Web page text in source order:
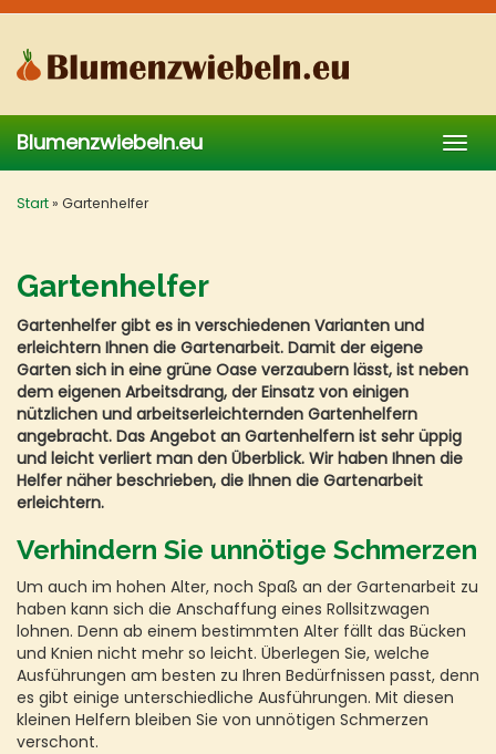
Skip
main
content
Blumenzwiebeln.eu
Start» Gartenhelfer
Gartenhelfer
Gartenhelfer gibt es in verschiedenen Varianten und
erleichtern Ihnen die Gartenarbeit. Damit der eigene
Garten sich in eine grüne Oase verzaubern lässt, ist neben
dem eigenen Arbeitsdrang, der Einsatz von einigen
nützlichen und arbeitserleichternden Gartenhelfern
angebracht. Das Angebot an Gartenhelfern ist sehr üppig
und leicht verliert man den Überblick. Wir haben Ihnen die
Helfer näher beschrieben, die Ihnen die Gartenarbeit
erleichtern.
Verhindern Sie unnötige Schmerzen
Um auch im hohen Alter, noch Spaß an der Gartenarbeit zu
haben kann sich die Anschaffung eines Rollsitzwagen
lohnen. Denn ab einem bestimmten Alter fällt das Bücken
und Knien nicht mehr so leicht. Überlegen Sie, welche
Ausführungen am besten zu Ihren Bedürfnissen passt, denn
es gibt einige unterschiedliche Ausführungen. Mit diesen
kleinen Helfern bleiben Sie von unnötigen Schmerzen
verschont.